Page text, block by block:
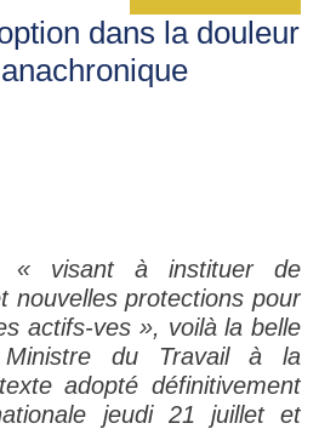
dans la douleur
« visant à instituer de
nouvelles protections pour
actifs-ves », voilà la belle
du Travail à la
adopté définitivement
jeudi 21 juillet et